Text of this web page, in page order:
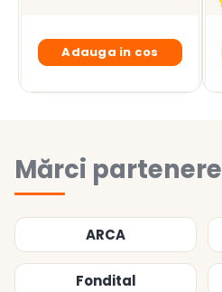
Adauga in cos
Mărci partenere
ARCA
Fondital